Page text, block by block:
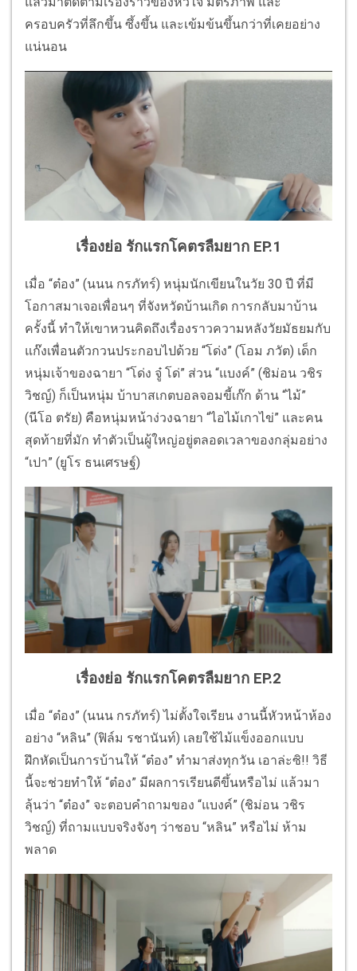
ครอบครัวที่ลึกขึ้น ซึ้งขึ้น และเข้มข้นขึ้นกว่าที่เคยอย่าง
แน่นอน
เรื่องย่อ รักแรกโคตรลืมยาก EP.1
เมื่อ “ต๋อง” (นนน กรภัทร์) หนุ่มนักเขียนในวัย 30 ปี ที่มี
โอกาสมาเจอเพื่อนๆ ที่จังหวัดบ้านเกิด การกลับมาบ้าน
ครั้งนี้ ทำให้เขาหวนคิดถึงเรื่องราวความหลังวัยมัธยมกับ
แก๊งเพื่อนตัวกวนประกอบไปด้วย “โด่ง” (โอม ภวัต) เด็ก
หนุ่มเจ้าของฉายา “โด่ง จู๋ โด่” ส่วน “แบงค์” (ชิม่อน วชิร
วิชญ์) ก็เป็นหนุ่ม บ้าบาสเกตบอลจอมขี้เก๊ก ด้าน “ไม้”
(นีโอ ตรัย) คือหนุ่มหน้าง่วงฉายา “ไอไม้เกาไข่” และคน
สุดท้ายที่มัก ทําตัวเป็นผู้ใหญ่อยู่ตลอดเวลาของกลุ่มอย่าง
“เปา” (ยูโร ธนเศรษฐ์)
เรื่องย่อ รักแรกโคตรลืมยาก EP.2
เมื่อ “ต๋อง” (นนน กรภัทร์) ไม่ตั้งใจเรียน งานนี้หัวหน้าห้อง
อย่าง “หลิน” (ฟิล์ม รชานันท์) เลยใช้ไม้แข็งออกแบบ
ฝึกหัดเป็นการบ้านให้ “ต๋อง” ทำมาส่งทุกวัน เอาล่ะซิ!! วิธี
นี้จะช่วยทำให้ “ต๋อง” มีผลการเรียนดีขึ้นหรือไม่ แล้วมา
ลุ้นว่า “ต๋อง” จะตอบคำถามของ “แบงค์” (ชิม่อน วชิร
วิชญ์) ที่ถามแบบจริงจังๆ ว่าชอบ “หลิน” หรือไม่ ห้าม
พลาด